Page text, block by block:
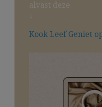
alvast deze
↓
Kook Leef Geniet